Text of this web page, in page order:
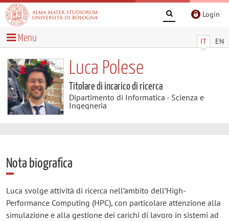
Login
IT EN
Menu
Luca Polese
Titolare di incarico di ricerca
Dipartimento di Informatica - Scienza e
Ingegneria
Nota biografica
Luca svolge attività di ricerca nell’ambito dell’High-
Performance Computing (HPC), con particolare attenzione alla
simulazione e alla gestione dei carichi di lavoro in sistemi ad